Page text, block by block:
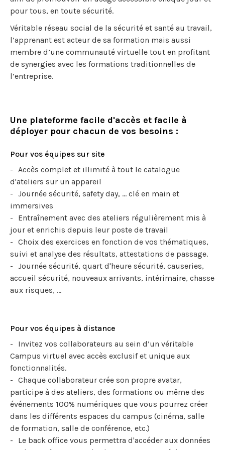
pour tous, en toute sécurité.
Véritable réseau social de la sécurité et santé au travail,
l’apprenant est acteur de sa formation mais aussi
membre d’une communauté virtuelle tout en profitant
de synergies avec les formations traditionnelles de
l’entreprise.
Une plateforme facile d'accès et facile à
déployer pour chacun de vos besoins :
Pour vos équipes sur site
Accès complet et illimité à tout le catalogue
d'ateliers sur un appareil
Journée sécurité, safety day, ... clé en main et
immersives
Entraînement avec des ateliers régulièrement mis à
jour et enrichis depuis leur poste de travail
Choix des exercices en fonction de vos thématiques,
suivi et analyse des résultats, attestations de passage.
Journée sécurité, quart d'heure sécurité, causeries,
accueil sécurité, nouveaux arrivants, intérimaire, chasse
aux risques, ...
Pour vos équipes à distance
Invitez vos collaborateurs au sein d’un véritable
Campus virtuel avec accès exclusif et unique aux
fonctionnalités.
Chaque collaborateur crée son propre avatar,
participe à des ateliers, des formations ou même des
événements 100% numériques que vous pourrez créer
dans les différents espaces du campus (cinéma, salle
de formation, salle de conférence, etc.)
Le back office vous permettra d'accéder aux données